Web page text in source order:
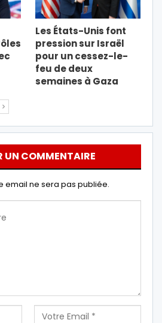
Les États-Unis font
pression sur Israël
pour un cessez-le-
feu de deux
semaines à Gaza
UN COMMENTAIRE
email ne sera pas publiée.